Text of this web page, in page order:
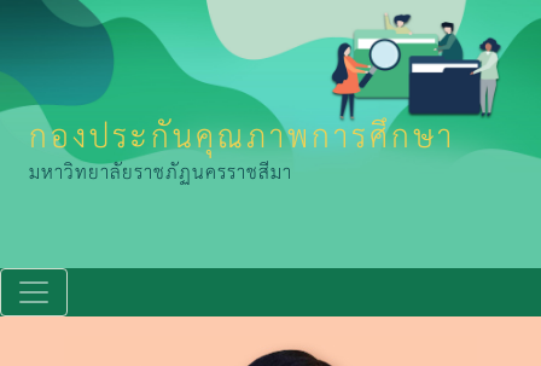
กองประกันคุณภาพการศึกษา
มหาวิทยาลัยราชภัฏนครราชสีมา